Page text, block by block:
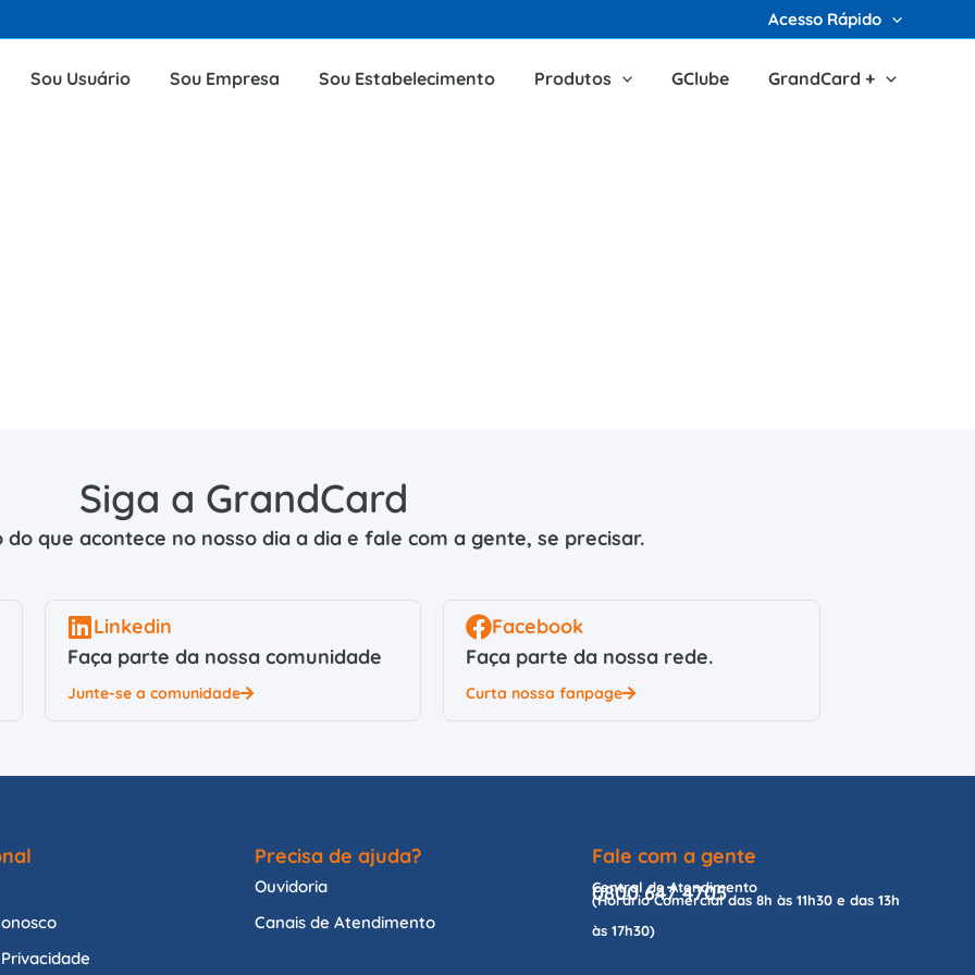
Acesso Rápido
Sou Usuário Sou Empresa Sou Estabelecimento Produtos GClube GrandCard +
Siga a GrandCard
que acontece no nosso dia a dia e fale com a gente, se precisar.
Linkedin
Faça parte da nossa comunidade
Junte-se a comunidade
Facebook
Faça parte da nossa rede.
Curta nossa fanpage
Precisa de ajuda?
Ouvidoria
Canais de Atendimento
Fale com a gente
Central de Atendimento
0800 647 4705
(Horário Comercial das 8h às 11h30 e das 13h
às 17h30)